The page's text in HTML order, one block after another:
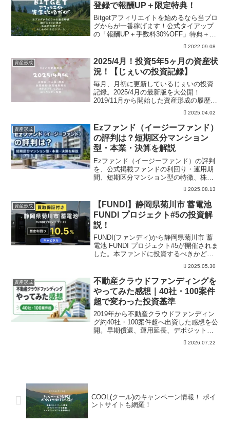
登録で報酬UP＋限定特典！
Bitgetアフィリエイトを始めるなら当ブロ
グからが一番稼げます！公式タイアップ
の「報酬UP＋手数料30%OFF」特典＋じ
ぇいからのプレゼント特典！具体的な稼
ぎ方や稼げる理由も説明しています！も
しものときのサポートも承っておりま
す。
2022.09.08
資産形成
2025/4月！投資5年5ヶ月の資産状
況！【じぇいの投資記録】
毎月、月初に更新しているじぇいの投資
記録。2025/4月の最新版を大公開！
2019/11月から開始した資産形成の履歴。
米国株、日本株、仮想通貨、自動売買、
ほったらかし投資の資産を公開。また現
金含めた、じぇいの総資産も公開中！
2025.04.02
資産形成
Ezファンド（イージーファンド）
の評判は？短期区分マンション
型・本業・決算を解説
Ezファンド（イージーファンド）の評判
を、公式掲載ファンドの利回り・運用期
間、短期区分マンション型の特徴、株式
会社イー・トラストの本業・決算から解
整理します。登録前に公式条件と本文の
注意点を確認したい人向けです。
2025.08.13
資産形成
【FUNDI】静岡県菊川市 蓄電池
FUNDI プロジェクト#5の投資解
説！
FUNDI(ファンディ)から静岡県菊川市 蓄
電池 FUNDI プロジェクト#5が開催されま
した。本ファンドに投資するべきかどう
かを「年利」「リスク」「事業内容」の
視点で解説しています。またFUNDIの過
去実績などもまとめており、本案件の投
資の有無の参考にしていただければ幸い
です。
2025.05.30
資産形成
不動産クラウドファンディングを
やってみた感想｜40社・100案件
超で変わった投資基準
2019年から不動産クラウドファンディン
グ約40社・100案件超へ出資した感想を公
開。早期償還、運用延長、デポジット、
確定申告の実体験と、運営財務・配当原
資・物件価格・出口・利回り・分散をど
2026.07.22
COOL(クール)のキャンペーン情報！ ポイ
ントサイトも網羅！